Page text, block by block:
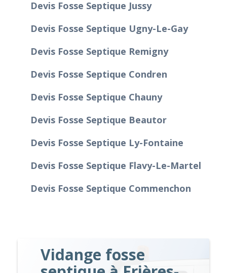
Devis Fosse Septique Jussy
Devis Fosse Septique Ugny-Le-Gay
Devis Fosse Septique Remigny
Devis Fosse Septique Condren
Devis Fosse Septique Chauny
Devis Fosse Septique Beautor
Devis Fosse Septique Ly-Fontaine
Devis Fosse Septique Flavy-Le-Martel
Devis Fosse Septique Commenchon
Vidange fosse